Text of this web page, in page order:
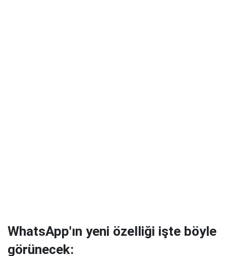
WhatsApp'ın yeni özelliği işte böyle
görünecek: